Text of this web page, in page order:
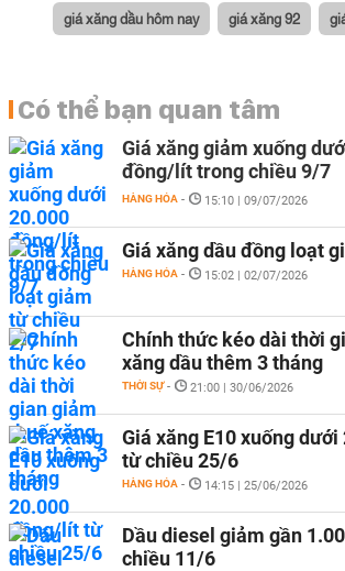
giá xăng dầu hôm nay giá xăng 92
Có thể bạn quan tâm
Giá xăng giảm xuống
đồng/lít trong chiều 9/7
HÀNG HÓA - 15:10 | 09/07/2026
Giá xăng dầu đồng loạt
HÀNG HÓA - 15:02 | 02/07/2026
Chính thức kéo dài thời
xăng dầu thêm 3 tháng
THỜI SỰ - 21:00 | 30/06/2026
Giá xăng E10 xuống
từ chiều 25/6
HÀNG HÓA - 14:15 | 25/06/2026
Dầu diesel giảm gần
chiều 11/6